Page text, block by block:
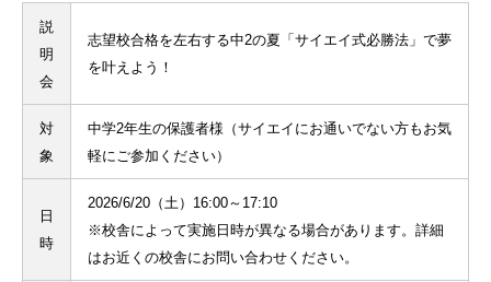
説
明
会
志望校合格を左右する中2の夏「サイエイ式必勝法」で夢
を叶えよう！
対
象
中学2年生の保護者様（サイエイにお通いでない方もお気
軽にご参加ください）
日
時
2026/6/20（土）16:00～17:10
※校舎によって実施日時が異なる場合があります。詳細
はお近くの校舎にお問い合わせください。